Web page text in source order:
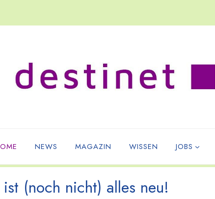
NEWS MAGAZIN WISSEN JOBS
(noch nicht) alles neu!